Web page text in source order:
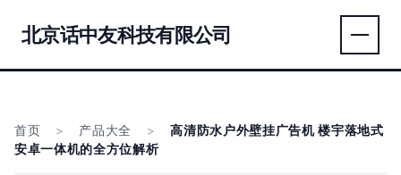
北京话中友科技有限公司
首页 > 产品大全 >
高清防水户外壁挂广告机 楼宇落地式
安卓一体机的全方位解析